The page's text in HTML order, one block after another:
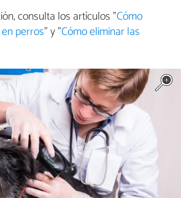
consulta los artículos "Cómo
perros" y "Cómo eliminar las